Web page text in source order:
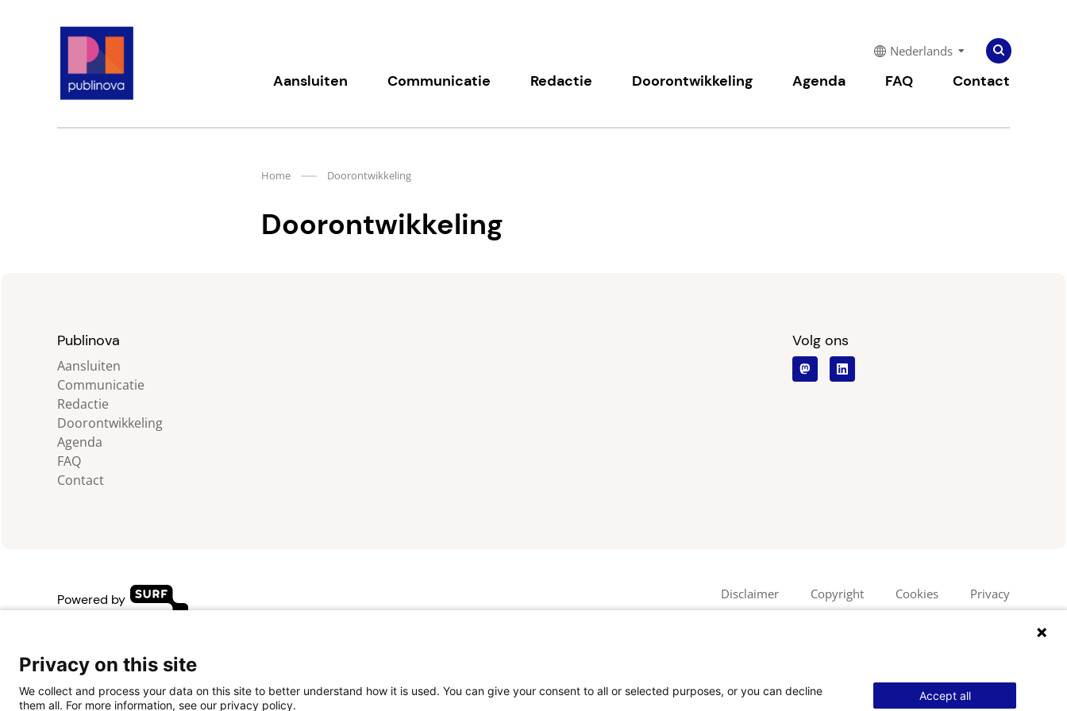
Publinova.nl
Nederlands
Zoeken
naar:
Zoeken
Aansluiten Communicatie Redactie Doorontwikkeling Agenda FAQ Contact
Home Doorontwikkeling
Doorontwikkeling
Publinova
Aansluiten
Communicatie
Redactie
Doorontwikkeling
Agenda
FAQ
Contact
Volg ons
Powered by Disclaimer Copyright Cookies Privacy
Privacy on this site
We collect and process your data on this site to better understand how it is used. You can give your consent to all or selected purposes, or you can decline
them all. For more information, see our privacy policy.
Accept all